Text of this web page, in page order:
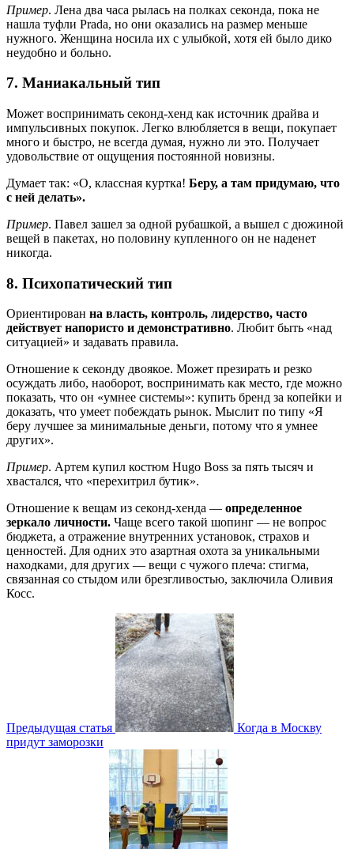
Пример. Лена два часа рылась на полках секонда, пока не
нашла туфли Prada, но они оказались на размер меньше
нужного. Женщина носила их с улыбкой, хотя ей было дико
неудобно и больно.
7. Маниакальный тип
Может воспринимать секонд-хенд как источник драйва и
импульсивных покупок. Легко влюбляется в вещи, покупает
много и быстро, не всегда думая, нужно ли это. Получает
удовольствие от ощущения постоянной новизны.
Думает так: «О, классная куртка! Беру, а там придумаю, что
с ней делать».
Пример. Павел зашел за одной рубашкой, а вышел с дюжиной
вещей в пакетах, но половину купленного он не наденет
никогда.
8. Психопатический тип
Ориентирован на власть, контроль, лидерство, часто
действует напористо и демонстративно. Любит быть «над
ситуацией» и задавать правила.
Отношение к секонду двоякое. Может презирать и резко
осуждать либо, наоборот, воспринимать как место, где можно
показать, что он «умнее системы»: купить бренд за копейки и
доказать, что умеет побеждать рынок. Мыслит по типу «Я
беру лучшее за минимальные деньги, потому что я умнее
других».
Пример. Артем купил костюм Hugo Boss за пять тысяч и
хвастался, что «перехитрил бутик».
Отношение к вещам из секонд-хенда — определенное
зеркало личности. Чаще всего такой шопинг — не вопрос
бюджета, а отражение внутренних установок, страхов и
ценностей. Для одних это азартная охота за уникальными
находками, для других — вещи с чужого плеча: стигма,
связанная со стыдом или брезгливостью, заключила Оливия
Косс.
Предыдущая статья
Когда в Москву
придут заморозки